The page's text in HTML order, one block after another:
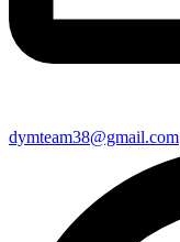
dymteam38@gmail.com